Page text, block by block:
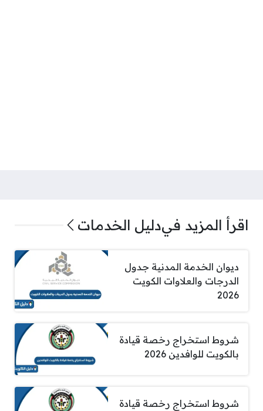
اقرأ المزيد فيدليل الخدمات
ديوان الخدمة المدنية جدول
الدرجات والعلاوات الكويت
2026
شروط استخراج رخصة قيادة
بالكويت للوافدين 2026
شروط استخراج رخصة قيادة